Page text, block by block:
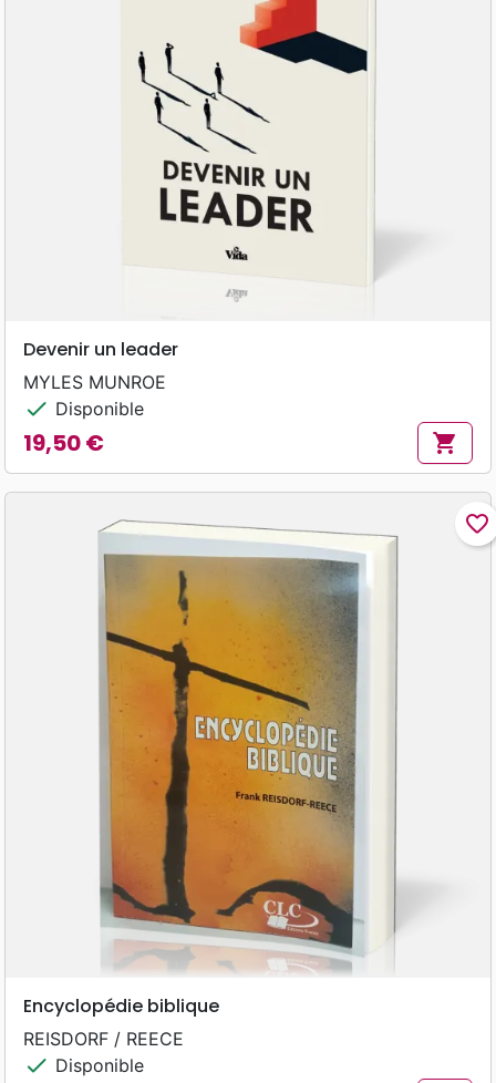
Devenir un leader
MYLES MUNROE
check Disponible
Prix
19,50 € shopping_cart
favorite_border
Encyclopédie biblique
REISDORF / REECE
check Disponible